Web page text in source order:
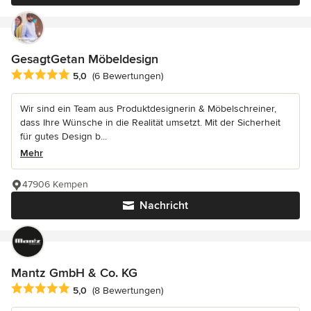
GesagtGetan Möbeldesign
Durchschnittliche Bewertung: 5 von 5 Sternen
5,0 (6 Bewertungen)
Wir sind ein Team aus Produktdesignerin & Möbelschreiner,
dass Ihre Wünsche in die Realität umsetzt. Mit der Sicherheit
für gutes Design b...
Mehr
Nachricht
47906 Kempen
Mantz GmbH & Co. KG
Durchschnittliche Bewertung: 5 von 5 Sternen
5,0 (8 Bewertungen)